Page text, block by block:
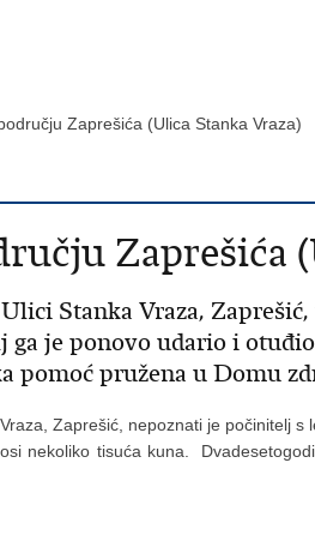
Zaprešića (Ulica Stanka Vraza)
Zaprešića
Stanka Vraza,
ga je ponovo udario i
pomoć pružena u Domu
Zaprešić, nepoznati je počinitelj
nekoliko tisuća kuna.